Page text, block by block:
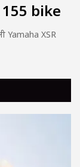
155 bike
Yamaha XSR